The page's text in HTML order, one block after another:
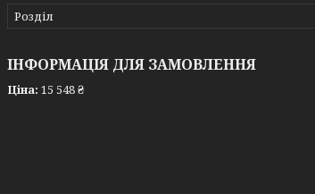
Розділ
ІНФОРМАЦІЯ ДЛЯ ЗАМОВЛЕННЯ
Ціна: 15 548 ₴